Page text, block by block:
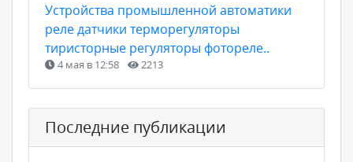
Устройства промышленной автоматики
реле датчики терморегуляторы
тиристорные регуляторы фотореле..
4 мая в 12:58 2213
Последние публикации